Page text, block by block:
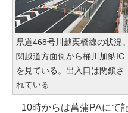
県道468号川越栗橋線の状況。
関越道方面側から桶川加納IC
を見ている。出入口は閉鎖さ
れている
10時からは菖蒲PAにて